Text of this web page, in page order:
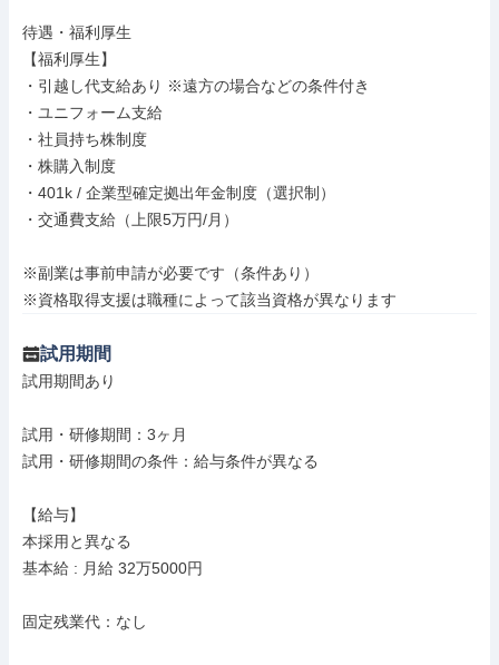
待遇・福利厚生
【福利厚生】
・引越し代支給あり ※遠方の場合などの条件付き
・ユニフォーム支給
・社員持ち株制度
・株購入制度
・401k / 企業型確定拠出年金制度（選択制）
・交通費支給（上限5万円/月）
※副業は事前申請が必要です（条件あり）
※資格取得支援は職種によって該当資格が異なります
試用期間
試用期間あり
試用・研修期間：3ヶ月
試用・研修期間の条件：給与条件が異なる
【給与】
本採用と異なる
基本給 : 月給 32万5000円
固定残業代：なし